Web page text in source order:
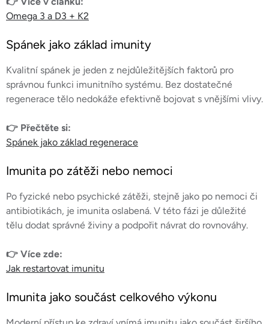
Omega 3 a D3 + K2
Spánek jako základ imunity
Kvalitní spánek je jeden z nejdůležitějších faktorů pro
správnou funkci imunitního systému. Bez dostatečné
regenerace tělo nedokáže efektivně bojovat s vnějšími vlivy.
👉 Přečtěte si:
Spánek jako základ regenerace
Imunita po zátěži nebo nemoci
Po fyzické nebo psychické zátěži, stejně jako po nemoci či
antibiotikách, je imunita oslabená. V této fázi je důležité
tělu dodat správné živiny a podpořit návrat do rovnováhy.
👉 Více zde:
Jak restartovat imunitu
Imunita jako součást celkového výkonu